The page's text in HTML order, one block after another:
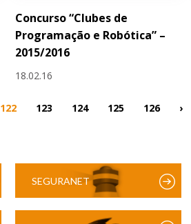
Concurso “Clubes de
Programação e Robótica” –
2015/2016
18.02.16
122 123 124 125 126 ›
SEGURANET